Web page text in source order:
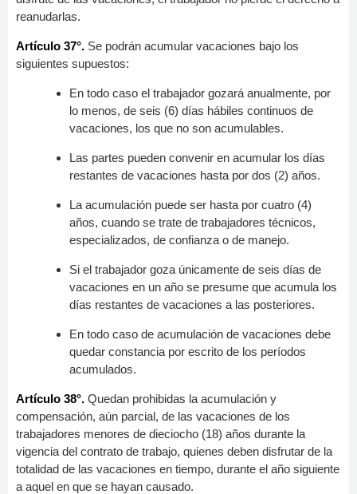
reanudarlas.
Artículo 37°. Se podrán acumular vacaciones bajo los
siguientes supuestos:
En todo caso el trabajador gozará anualmente, por
lo menos, de seis (6) días hábiles continuos de
vacaciones, los que no son acumulables.
Las partes pueden convenir en acumular los días
restantes de vacaciones hasta por dos (2) años.
La acumulación puede ser hasta por cuatro (4)
años, cuando se trate de trabajadores técnicos,
especializados, de confianza o de manejo.
Si el trabajador goza únicamente de seis días de
vacaciones en un año se presume que acumula los
días restantes de vacaciones a las posteriores.
En todo caso de acumulación de vacaciones debe
quedar constancia por escrito de los períodos
acumulados.
Artículo 38°. Quedan prohibidas la acumulación y
compensación, aún parcial, de las vacaciones de los
trabajadores menores de dieciocho (18) años durante la
vigencia del contrato de trabajo, quienes deben disfrutar de la
totalidad de las vacaciones en tiempo, durante el año siguiente
a aquel en que se hayan causado.